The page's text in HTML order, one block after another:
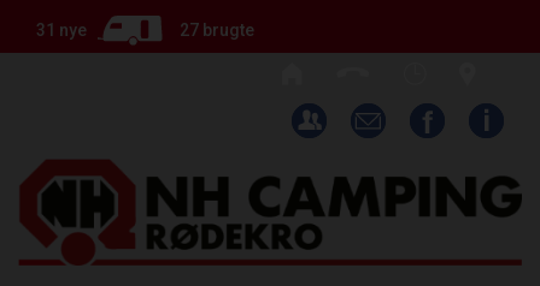
31 nye 27 brugte